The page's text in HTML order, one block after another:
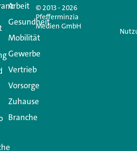
Sie einen
Adresse wird nicht veröffentlicht.
Arbeit
Gesundheit
Mobilität
Gewerbe
Vertrieb
Vorsorge
Zuhause
Branche
© 2013 - 2026
Pfefferminzia
Medien GmbH